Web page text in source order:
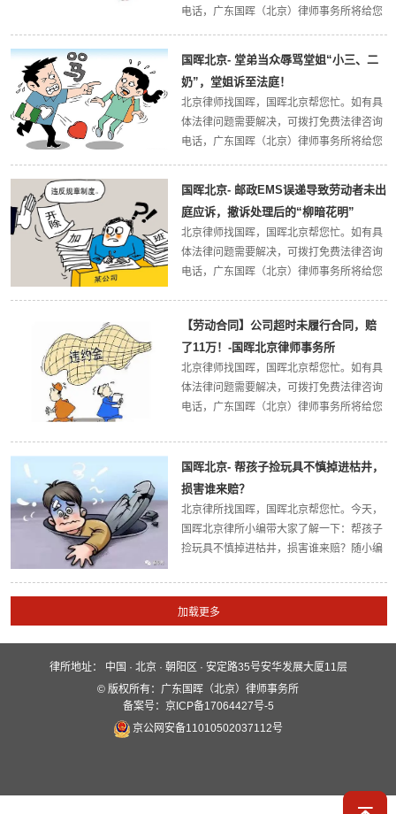
电话，广东国晖（北京）律师事务所将给您
（北京）律师事务所官方网站。今天，国晖
通事...
国晖北京- 堂弟当众辱骂堂姐“小三、二
奶”，堂姐诉至法庭！
北京律师找国晖，国晖北京帮您忙。如有具
体法律问题需要解决，可拨打免费法律咨询
电话，广东国晖（北京）律师事务所将给您
（北京）律师事务所官方网站。今天，国晖
北京律所小编带大家了解一下：堂弟当众辱
骂堂...
国晖北京- 邮政EMS误递导致劳动者未出
庭应诉，撤诉处理后的“柳暗花明”
北京律师找国晖，国晖北京帮您忙。如有具
体法律问题需要解决，可拨打免费法律咨询
电话，广东国晖（北京）律师事务所将给您
北京律所小编带大家了解一下：邮政EMS误
递...
【劳动合同】公司超时未履行合同，赔
了11万！-国晖北京律师事务所
北京律师找国晖，国晖北京帮您忙。如有具
体法律问题需要解决，可拨打免费法律咨询
电话，广东国晖（北京）律师事务所将给您
（北京）律师事务所官方网站。今天，国晖
北京律所小编带大家了解一下：公司超时未
履行...
国晖北京- 帮孩子捡玩具不慎掉进枯井，
损害谁来赔？
北京律所找国晖，国晖北京帮您忙。今天，
国晖北京律所小编带大家了解一下：帮孩子
捡玩具不慎掉进枯井，损害谁来赔？随小编
上的飞机，不慎掉到了一个废弃的枯井里...
律所地址： 中国 · 北京 · 朝阳区 · 安定路35号安华发展大厦11层
业务领域 国晖团队
新闻动态 案例分析
© 版权所有：广东国晖（北京）律师事务所
备案号：京ICP备17064427号-5
京公网安备11010502037112号